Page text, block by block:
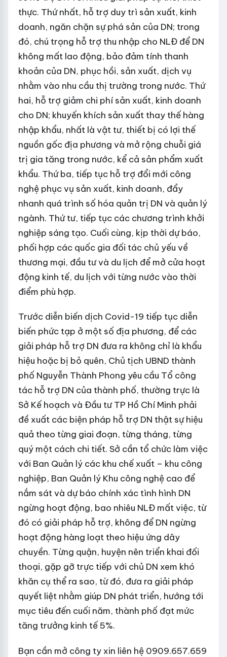
thực. Thứ nhất, hỗ trợ duy trì sản xuất, kinh
doanh, ngăn chặn sự phá sản của DN; trong
đó, chú trọng hỗ trợ thu nhập cho NLĐ để DN
không mất lao động, bảo đảm tính thanh
khoản của DN, phục hồi, sản xuất, dịch vụ
nhằm vào nhu cầu thị trường trong nước. Thứ
hai, hỗ trợ giảm chi phí sản xuất, kinh doanh
cho DN; khuyến khích sản xuất thay thế hàng
nhập khẩu, nhất là vật tư, thiết bị có lợi thế
nguồn gốc địa phương và mở rộng chuỗi giá
trị gia tăng trong nước, kể cả sản phẩm xuất
khẩu. Thứ ba, tiếp tục hỗ trợ đổi mới công
nghệ phục vụ sản xuất, kinh doanh, đẩy
nhanh quá trình số hóa quản trị DN và quản lý
ngành. Thứ tư, tiếp tục các chương trình khởi
nghiệp sáng tạo. Cuối cùng, kịp thời dự báo,
phối hợp các quốc gia đối tác chủ yếu về
thương mại, đầu tư và du lịch để mở cửa hoạt
động kinh tế, du lịch với từng nước vào thời
điểm phù hợp.
Trước diễn biến dịch Covid-19 tiếp tục diễn
biến phức tạp ở một số địa phương, để các
giải pháp hỗ trợ DN đưa ra không chỉ là khẩu
hiệu hoặc bị bỏ quên, Chủ tịch UBND thành
phố Nguyễn Thành Phong yêu cầu Tổ công
tác hỗ trợ DN của thành phố, thường trực là
Sở Kế hoạch và Đầu tư TP Hồ Chí Minh phải
đề xuất các biện pháp hỗ trợ DN thật sự hiệu
quả theo từng giai đoạn, từng tháng, từng
quý một cách chi tiết. Sở cần tổ chức làm việc
với Ban Quản lý các khu chế xuất – khu công
nghiệp, Ban Quản lý Khu công nghệ cao để
nắm sát và dự báo chính xác tình hình DN
ngừng hoạt động, bao nhiêu NLĐ mất việc, từ
đó có giải pháp hỗ trợ, không để DN ngừng
hoạt động hàng loạt theo hiệu ứng dây
chuyền. Từng quận, huyện nên triển khai đối
thoại, gặp gỡ trực tiếp với chủ DN xem khó
khăn cụ thể ra sao, từ đó, đưa ra giải pháp
quyết liệt nhằm giúp DN phát triển, hướng tới
mục tiêu đến cuối năm, thành phố đạt mức
tăng trưởng kinh tế 5%.
Bạn cần mở công ty xin liên hệ 0909.657.659